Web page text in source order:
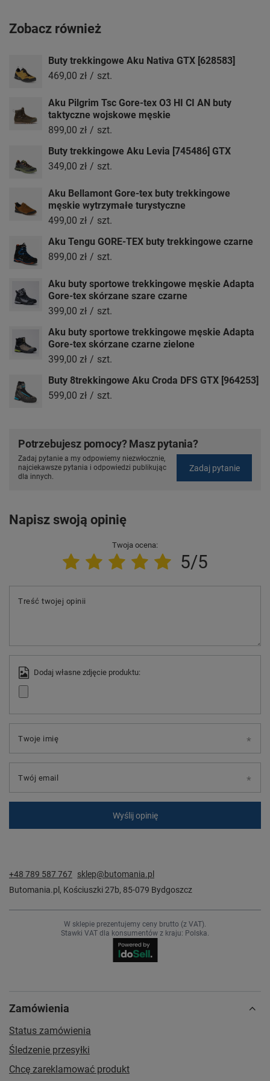
Zobacz również
Buty trekkingowe Aku Nativa GTX [628583]
469,00 zł / szt.
Aku Pilgrim Tsc Gore-tex O3 HI CI AN buty
taktyczne wojskowe męskie
899,00 zł / szt.
Buty trekkingowe Aku Levia [745486] GTX
349,00 zł / szt.
Aku Bellamont Gore-tex buty trekkingowe
męskie wytrzymałe turystyczne
499,00 zł / szt.
Aku Tengu GORE-TEX buty trekkingowe czarne
899,00 zł / szt.
Aku buty sportowe trekkingowe męskie Adapta
Gore-tex skórzane szare czarne
399,00 zł / szt.
Aku buty sportowe trekkingowe męskie Adapta
Gore-tex skórzane czarne zielone
399,00 zł / szt.
Buty 8trekkingowe Aku Croda DFS GTX [964253]
599,00 zł / szt.
Potrzebujesz pomocy? Masz pytania?
Zadaj pytanie a my odpowiemy niezwłocznie,
najciekawsze pytania i odpowiedzi publikując
dla innych.
Zadaj pytanie
Napisz swoją opinię
Twoja ocena:
5/5
Treść twojej opinii
Dodaj własne zdjęcie produktu:
Twoje imię
Twój email
Wyślij opinię
+48 789 587 767 sklep@butomania.pl
Butomania.pl , Kościuszki 27b, 85-079 Bydgoszcz
W sklepie prezentujemy ceny brutto (z VAT).
Stawki VAT dla konsumentów z kraju: Polska.
Zamówienia
Status zamówienia
Śledzenie przesyłki
Chcę zareklamować produkt